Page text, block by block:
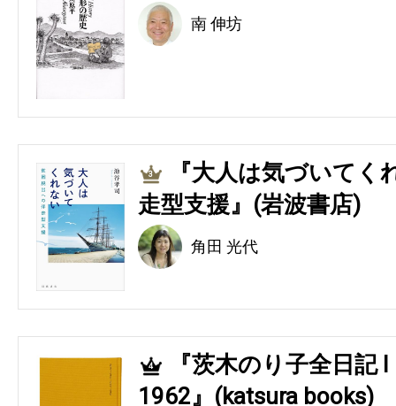
南 伸坊
3
『大人は気づいてく
走型支援』(岩波書店)
角田 光代
4
『茨木のり子全日記
1962』(katsura books)